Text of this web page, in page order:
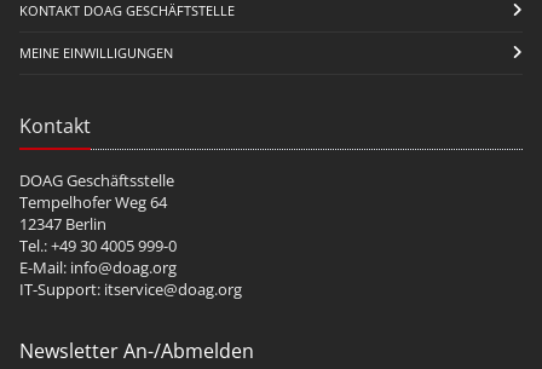
KONTAKT DOAG GESCHÄFTSTELLE
MEINE EINWILLIGUNGEN
Kontakt
DOAG Geschäftsstelle
Tempelhofer Weg 64
12347 Berlin
Tel.: +49 30 4005 999-0
E-Mail: info@doag.org
IT-Support: itservice@doag.org
Newsletter An-/Abmelden